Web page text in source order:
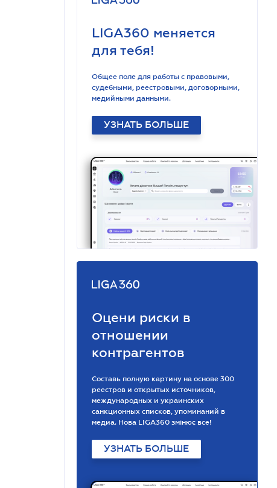
LIGA360 меняется
для тебя!
Общее поле для работы с правовыми,
судебными, реестровыми, договорными,
медийными данными.
УЗНАТЬ БОЛЬШЕ
Оцени риски в
отношении
контрагентов
Составь полную картину на основе 300
реестров и открытых источников,
международных и украинских
санкционных списков, упоминаний в
медиа. Нова LIGA360 змінює все!
УЗНАТЬ БОЛЬШЕ